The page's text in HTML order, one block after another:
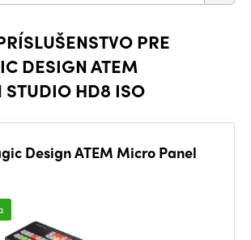
PRE
DESIGN ATEM
STUDIO HD8 ISO
Design ATEM Micro Panel